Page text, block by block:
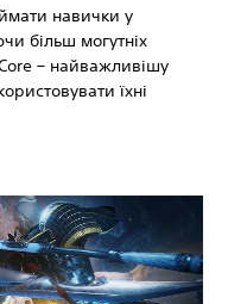
навички у
більш могутніх
– найважливішу
їхні